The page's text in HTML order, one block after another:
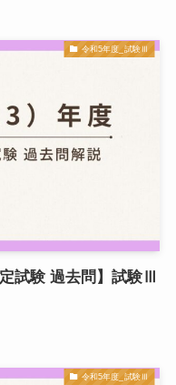
令和5年度_試験Ⅲ
試験 過去問】試験Ⅲ
令和5年度_試験Ⅲ